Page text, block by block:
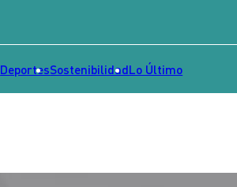
DeportesSostenibilidadLo Último